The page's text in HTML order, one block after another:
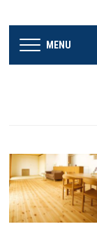
MENU